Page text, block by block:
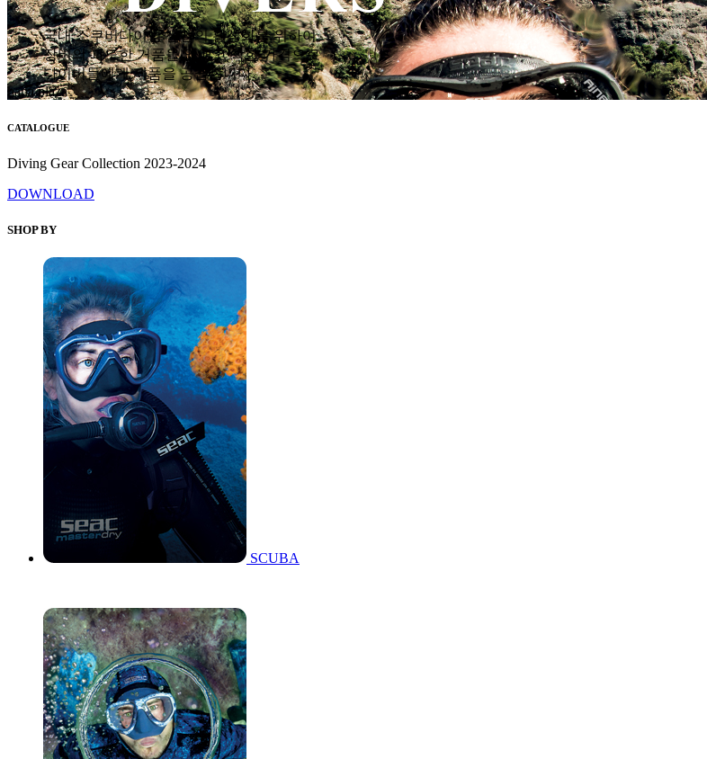
국내 스쿠버다이빙 산업의 활성화를 위하여
장비의 과도한 거품을 없애고 착한 가격으로
다이버들에게 제품을 공급합니다.
hana plaza
CATALOGUE
Diving Gear Collection 2023-2024
DOWNLOAD
SHOP BY
SCUBA